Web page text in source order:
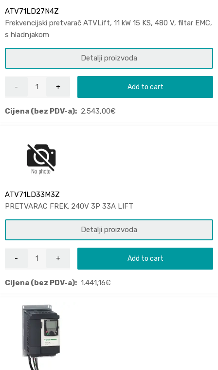
ATV71LD27N4Z
Frekvencijski pretvarač ATVLift, 11 kW 15 KS, 480 V, filtar EMC,
s hladnjakom
Detalji proizvoda
Add to cart
Cijena (bez PDV-a): 2.543,00€
ATV71LD33M3Z
PRETVARAC FREK. 240V 3P 33A LIFT
Detalji proizvoda
Add to cart
Cijena (bez PDV-a): 1.441,16€